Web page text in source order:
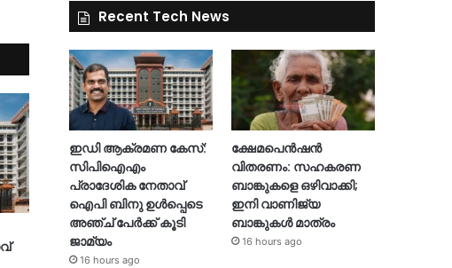
Recent Tech News
ഇഡി ആക്രമണ കേസ്:
സിപിഐഎം
പ്രാദേശിക നേതാവ്
ഐപി ബിനു ഉൾപ്പെടെ
അഞ്ച് പേർക്ക് കൂടി
ജാമ്യം
16 hours ago
ക്ഷേമപെൻഷൻ
വിതരണം: സഹകരണ
ബാങ്കുകളെ ഒഴിവാക്കി;
ഇനി വാണിജ്യ
ബാങ്കുകൾ മാത്രം
16 hours ago